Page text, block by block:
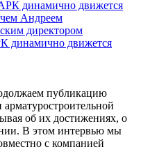
движется
публикацию
об их достижениях, о
В этом интервью мы
с компанией